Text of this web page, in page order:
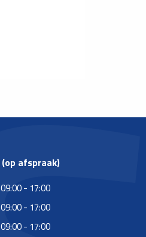
afspraak)
09:00 - 17:00
09:00 - 17:00
09:00 - 17:00